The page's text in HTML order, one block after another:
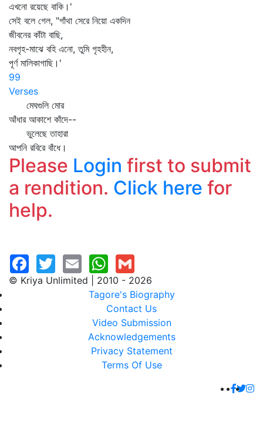
এখনো রয়েছে বাকি।'
সেই বলে গেল, "গাঁথা সেরে নিয়ো একদিন
জীবনের কাঁটা বাছি,
নবগৃহ-মাঝে বহি এনো, তুমি গৃহহীন,
পূর্ণ মালিকাগাছি।'
99
Verses
মেঘগুলি মোর
আঁধার আকাশে কাঁদে--
ভুলেছে তাহারা
আপনি রবিরে বাঁধে।
Please Login first to submit
a rendition. Click here for
help.
© Kriya Unlimited | 2010 - 2026
Tagore's Biography
Contact Us
Video Submission
Acknowledgements
Privacy Statement
Terms Of Use